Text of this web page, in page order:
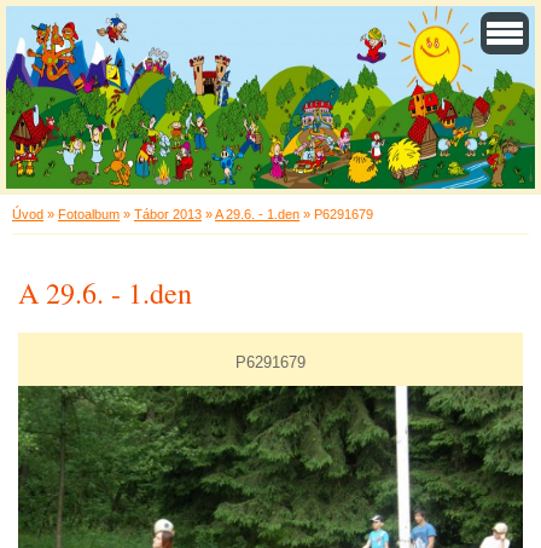
Úvod » Fotoalbum » Tábor 2013 »A 29.6. - 1.den » P6291679
A 29.6. - 1.den
P6291679